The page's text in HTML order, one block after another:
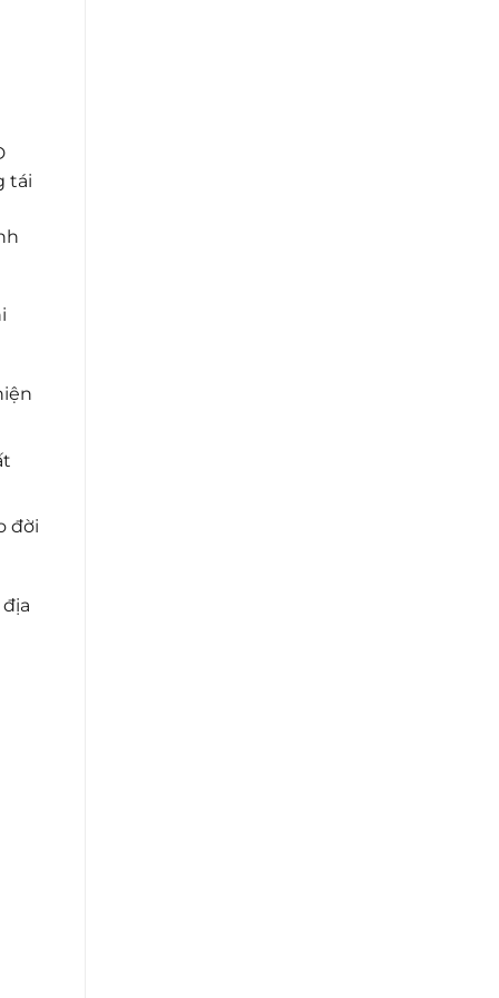
tái
đời